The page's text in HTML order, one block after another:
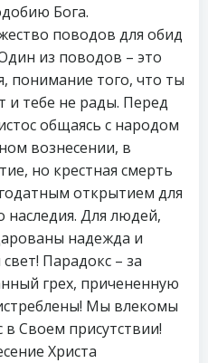
Бога.
поводов для обид
из поводов – это
понимание того, что ты
и тебе не рады. Перед
общаясь с народом
вознесении, в
но крестная смерть
открытием для
наследия. Для людей,
надежда и
Парадокс – за
грех, причененную
Мы влекомы
Своем присутствии!
Христа